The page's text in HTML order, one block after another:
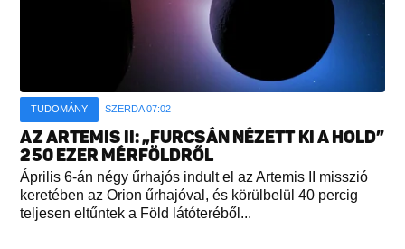
TUDOMÁNY SZERDA 07:02
AZ ARTEMIS II: „FURCSÁN NÉZETT KI A HOLD”
250 EZER MÉRFÖLDRŐL
Április 6-án négy űrhajós indult el az Artemis II misszió
keretében az Orion űrhajóval, és körülbelül 40 percig
teljesen eltűntek a Föld látóteréből...